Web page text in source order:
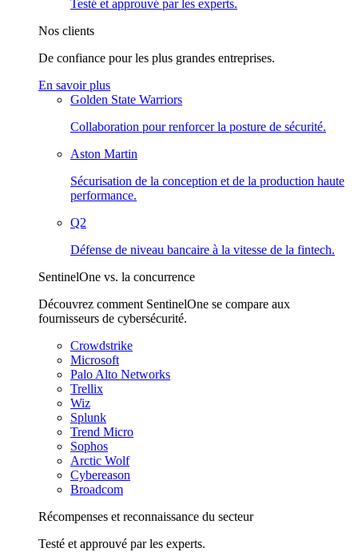
Testé et approuvé par les experts.
Nos clients
De confiance pour les plus grandes entreprises.
En savoir plus
Golden State Warriors
Collaboration pour renforcer la posture de sécurité.
Aston Martin
Sécurisation de la conception et de la production haute
performance.
Q2
Défense de niveau bancaire à la vitesse de la fintech.
SentinelOne vs. la concurrence
Découvrez comment SentinelOne se compare aux
fournisseurs de cybersécurité.
Crowdstrike
Microsoft
Palo Alto Networks
Trellix
Wiz
Splunk
Trend Micro
Sophos
Arctic Wolf
Cybereason
Broadcom
Récompenses et reconnaissance du secteur
Testé et approuvé par les experts.